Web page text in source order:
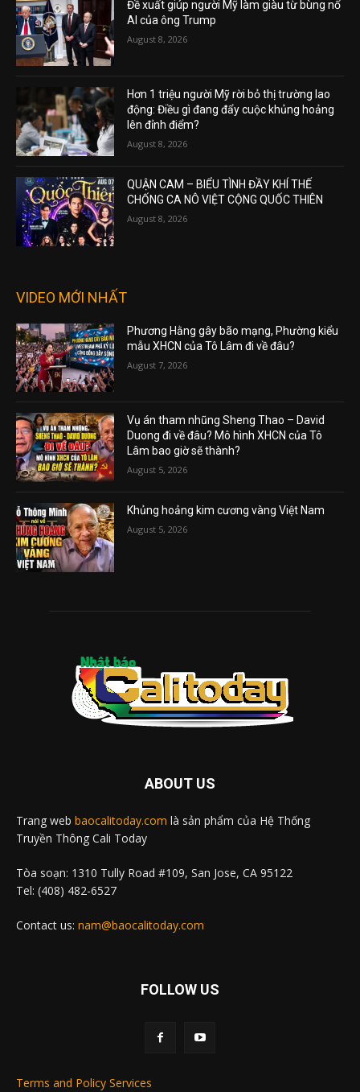
Đề xuất giúp người Mỹ làm giàu từ bùng nổ
AI của ông Trump
August 8, 2026
Hơn 1 triệu người Mỹ rời bỏ thị trường lao
động: Điều gì đang đẩy cuộc khủng hoảng
lên đỉnh điểm?
August 8, 2026
QUẬN CAM – BIỂU TÌNH ĐẦY KHÍ THẾ
CHỐNG CA NÔ VIỆT CỘNG QUỐC THIÊN
August 8, 2026
VIDEO MỚI NHẤT
Phương Hằng gây bão mạng, Phường kiểu
mẫu XHCN của Tô Lâm đi về đâu?
August 7, 2026
Vụ án tham nhũng Sheng Thao – David
Duong đi về đâu? Mô hình XHCN của Tô
Lâm bao giờ sẽ thành?
August 5, 2026
Khủng hoảng kim cương vàng Việt Nam
August 5, 2026
ABOUT US
Trang web baocalitoday.com là sản phẩm của Hệ Thống
Truyền Thông Cali Today
Tòa soạn: 1310 Tully Road #109, San Jose, CA 95122
Tel: (408) 482-6527
Contact us: nam@baocalitoday.com
FOLLOW US
Terms and Policy Services